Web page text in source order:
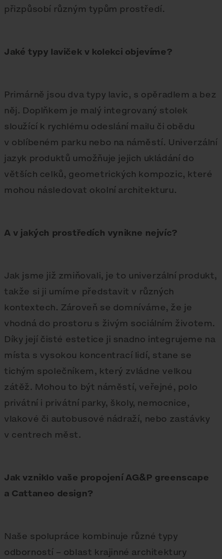
přizpůsobí různým typům prostředí.
Jaké typy laviček v kolekci objevíme?
Primárně jsou dva typy lavic, s opěradlem a bez
něj. Doplňkem je malý integrovaný stolek
sloužící k rychlému odeslání mailu či obědu
v oblíbeném parku nebo na náměstí. Univerzální
jazyk produktů umožňuje jejich ukládání do
větších celků, geometrických kompozic, které
mohou následovat okolní architekturu.
A v jakých prostředích vynikne nejvíc?
Jak jsme již zmiňovali, je to univerzální produkt,
takže si ji umíme představit v různých
kontextech. Zároveň se domníváme, že je
vhodná do prostoru s živým sociálním životem.
Díky její čisté estetice ji snadno integrujeme na
místa s vysokou koncentrací lidí, stane se
tichým společníkem, který zvládne velkou
zátěž. Mohou to být náměstí, veřejné, polo
privátní i privátní parky, školy, nemocnice,
vlakové či autobusové nádraží, nebo zastávky
v centrech měst.
Jak vzniklo vaše propojení AG&P greenscape
a Cattaneo design?
Naše spolupráce kombinuje různé typy
odborností – oblast krajinné architektury